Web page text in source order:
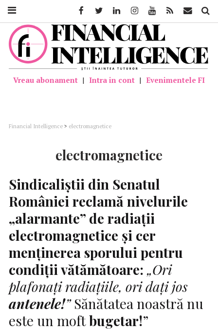
Vreau abonament | Intra in cont | Evenimentele FI
Financial Intelligence > electromagnetice
electromagnetice
Sindicaliştii din Senatul
României reclamă nivelurile
„alarmante” de radiaţii
electromagnetice şi cer
menţinerea sporului pentru
condiţii vătămătoare: „Ori
plafonaţi radiaţiile, ori daţi jos
antenele!”Sănătatea noastră nu
este un moftbugetar!”
FacebookTwitter LinkedinInstagramYoutube Feed Mail